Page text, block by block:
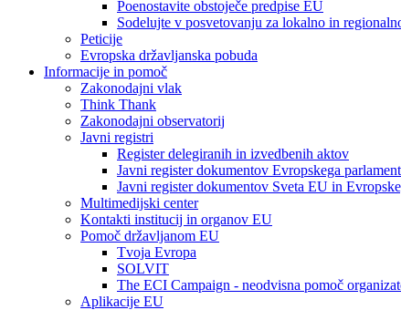
Poenostavite obstoječe predpise EU
Sodelujte v posvetovanju za lokalno in
Peticije
Evropska državljanska pobuda
Informacije in pomoč
Zakonodajni vlak
Think Thank
Zakonodajni observatorij
Javni registri
Register delegiranih in izvedbenih aktov
Javni register dokumentov Evropskega
Javni register dokumentov Sveta EU in
Multimedijski center
Kontakti institucij in organov EU
Pomoč državljanom EU
Tvoja Evropa
SOLVIT
The ECI Campaign - neodvisna pomoč
Aplikacije EU